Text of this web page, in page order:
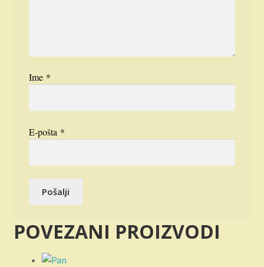
Ime *
E-pošta *
POVEZANI PROIZVODI